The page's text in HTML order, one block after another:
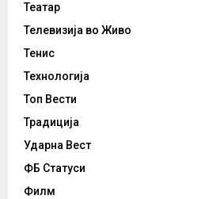
Театар
Телевизија во Живо
Тенис
Технологија
Топ Вести
Традиција
Ударна Вест
ФБ Статуси
Филм